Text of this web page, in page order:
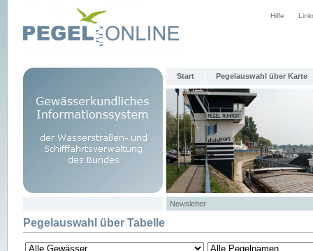
Hilfe
Start Pegelauswahl über Karte
Newsletter
Pegelauswahl über Tabelle